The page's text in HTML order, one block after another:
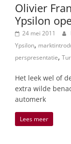
Olivier
Ypsilon
24 mei 2011
Ypsilon,
perspresentatie,
Het leek wel of
extra wilde
automerk
Lees meer